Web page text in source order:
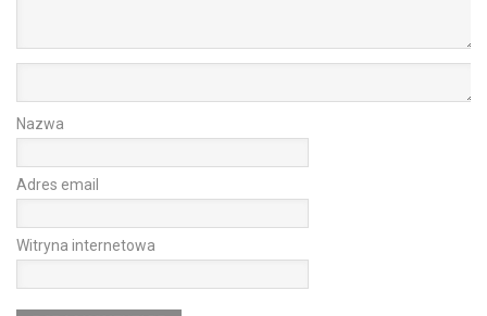
Nazwa
Adres email
Witryna internetowa